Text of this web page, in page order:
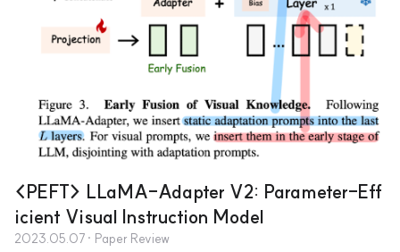
<PEFT> LLaMA-Adapter V2: Parameter-Eff
icient Visual Instruction Model
2023.05.07 · Paper Review